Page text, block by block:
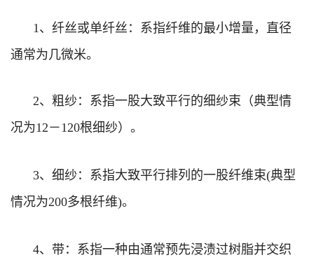
1 、纤丝或单纤丝：系指纤维的最小增量，直径
通常为几微米。
2、粗纱：系指一股大致平行的细纱束（典型情
况为12－120根细纱）。
3、细纱：系指大致平行排列的一股纤维束(典型
情况为200多根纤维)。
4、带：系指一种由通常预先浸渍过树脂并交织